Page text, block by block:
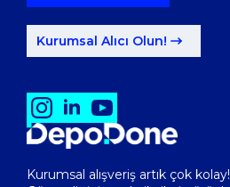
Kurumsal alışveriş artık çok kolay!
Kurumsal Alıcı Olun!